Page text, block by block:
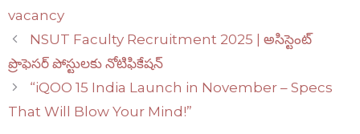
vacancy
NSUT Faculty Recruitment 2025 | అసిస్టెంట్
ప్రొఫెసర్ పోస్టులకు నోటిఫికేషన్
“iQOO 15 India Launch in November – Specs
That Will Blow Your Mind!”